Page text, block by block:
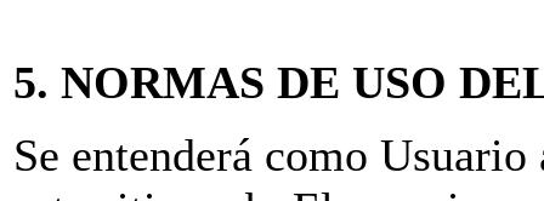
5. NORMAS DE USO
Se entenderá como